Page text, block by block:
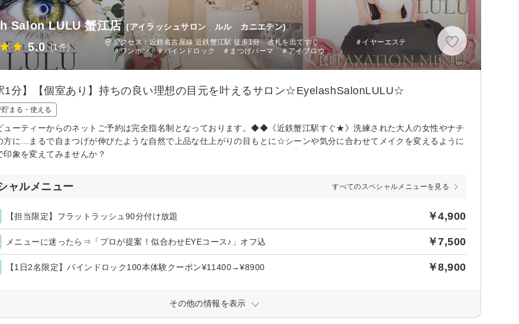
Salon LULU 蟹江店 (アイラッシュサロン ルル カニエテン)
5.0 (1件)
アクセス：近鉄名古屋線 近鉄蟹江駅 徒歩1分 改札を出てすぐ ＃イヤーエステ
＃ワンホン ＃バインドロック ＃まつげパーマ ＃アイブロウ
1分】【個室あり】持ちの良い理想の目元を叶えるサロン☆EyelashSalonLULU☆
まる・使える
ーティーからのネットご予約は完全指名制となっております。◆◆《近鉄蟹江駅すぐ★》洗練された大人の女性やナチ
方に…まるで自まつげが伸びたような自然で上品な仕上がりの目もとに☆シーンや気分に合わせてメイクを変えるように
印象を変えてみませんか？
ャルメニュー すべてのスペシャルメニューを見る
【担当限定】フラットラッシュ90分付け放題 ￥4,900
メニューに迷ったら⇒「プロが提案！似合わせEYEコース♪」オフ込 ￥7,500
【1日2名限定】バインドロック100本体験クーポン¥11400→¥8900 ￥8,900
その他の情報を表示